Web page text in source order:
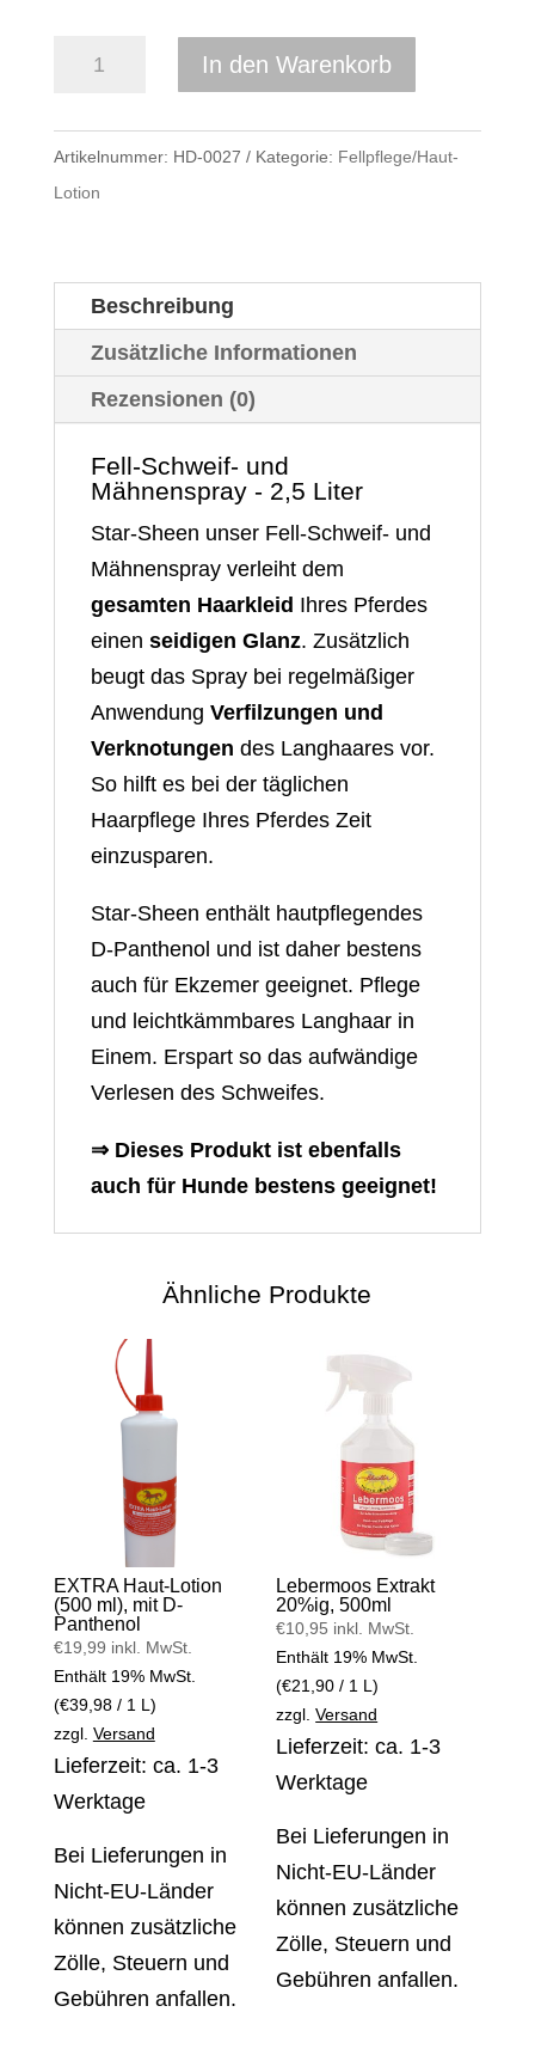
und
Mähnenspray
(2,5
In den Warenkorb
Artikelnummer: HD-0027 Kategorie: Fellpflege/Haut-
Lotion
Beschreibung
Zusätzliche Informationen
Rezensionen (0)
Fell-Schweif- und
Mähnenspray - 2,5 Liter
Star-Sheen unser Fell-Schweif- und
Mähnenspray verleiht dem
gesamten Haarkleid Ihres Pferdes
einen seidigen Glanz. Zusätzlich
beugt das Spray bei regelmäßiger
Anwendung Verfilzungen und
Verknotungen des Langhaares vor.
So hilft es bei der täglichen
Haarpflege Ihres Pferdes Zeit
einzusparen.
Star-Sheen enthält hautpflegendes
D-Panthenol und ist daher bestens
auch für Ekzemer geeignet. Pflege
und leichtkämmbares Langhaar in
Einem. Erspart so das aufwändige
Verlesen des Schweifes.
⇒ Dieses Produkt ist ebenfalls
auch für Hunde bestens geeignet!
Ähnliche Produkte
EXTRA Haut-Lotion
(500 ml), mit D-
Panthenol
€19,99 inkl. MwSt.
Enthält 19% MwSt.
(€39,98/ 1 L)
zzgl. Versand
Lieferzeit: ca. 1-3
Werktage
Bei Lieferungen in
Nicht-EU-Länder
können zusätzliche
Zölle, Steuern und
Gebühren anfallen.
Lebermoos Extrakt
20%ig, 500ml
€10,95 inkl. MwSt.
Enthält 19% MwSt.
(€21,90 / 1 L)
zzgl.Versand
Lieferzeit: ca. 1-3
Werktage
Bei Lieferungen in
Nicht-EU-Länder
können zusätzliche
Zölle, Steuern und
Gebühren anfallen.